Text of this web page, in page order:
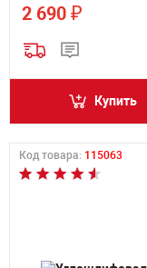
2 690 ₽
Купить
Код товара: 115063